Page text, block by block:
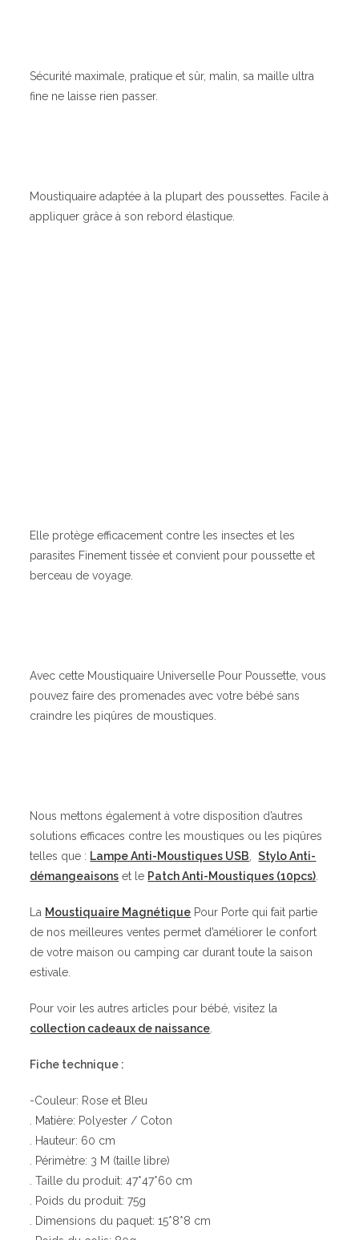
Sécurité maximale, pratique et sûr, malin, sa maille ultra
fine ne laisse rien passer.
Moustiquaire adaptée à la plupart des poussettes. Facile à
appliquer grâce à son rebord élastique.
Elle protège efficacement contre les insectes et les
parasites Finement tissée et convient pour poussette et
berceau de voyage.
Avec cette Moustiquaire Universelle Pour Poussette, vous
pouvez faire des promenades avec votre bébé sans
craindre les piqûres de moustiques.
Nous mettons également à votre disposition d’autres
solutions efficaces contre les moustiques ou les piqûres
telles que : Lampe Anti-Moustiques USB ,Stylo Anti-
démangeaisons et le Patch Anti-Moustiques (10pcs)
La Moustiquaire Magnétique Pour Porte qui fait partie
de nos meilleures ventes permet d’améliorer le confort
de votre maison ou camping car durant toute la saison
estivale.
Pour voir les autres articles pour bébé, visitez la
collection cadeaux de naissance
Fiche technique :
-Couleur: Rose et Bleu
. Matière: Polyester / Coton
. Hauteur: 60 cm
. Périmètre: 3 M (taille libre)
. Taille du produit: 47*47*60 cm
. Poids du produit: 75g
. Dimensions du paquet: 15*8*8 cm